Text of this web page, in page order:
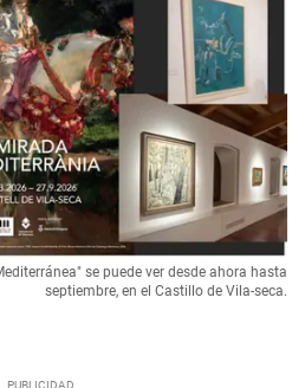
se puede ver desde ahora hasta
septiembre, en el Castillo de Vila-seca.